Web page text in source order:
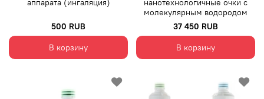
аппарата (ингаляция)
500 RUB
В корзину
нанотехнологичные очки с
молекулярным водородом
37 450 RUB
В корзину